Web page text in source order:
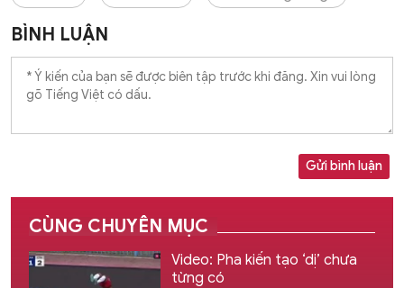
BÌNH LUẬN
Gửi bình luận
CÙNG CHUYÊN MỤC
Video: Pha kiến tạo ‘dị’ chưa
từng có